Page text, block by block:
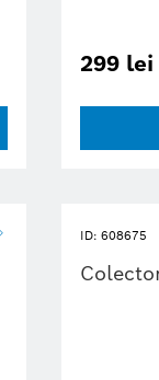
299 lei
ID: 608675